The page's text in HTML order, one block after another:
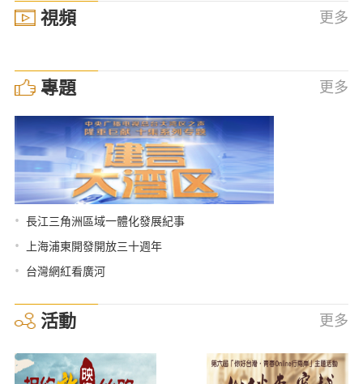
視頻 更多
專題 更多
• 長江三角洲區域一體化發展紀事
• 上海浦東開發開放三十週年
• 台灣網紅看廣河
活動 更多